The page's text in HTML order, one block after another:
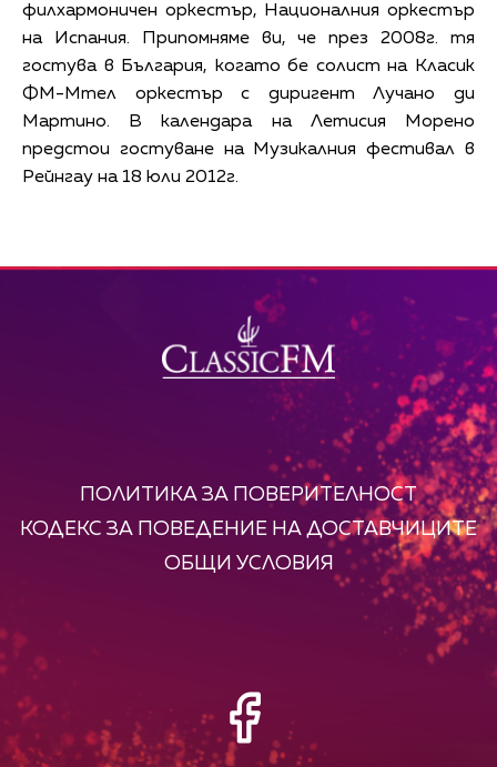
филхармоничен оркестър, Националния оркестър
на Испания. Припомняме ви, че през 2008г. тя
гостува в България, когато бе солист на Класик
ФМ-Мтел оркестър с диригент Лучано ди
Мартино. В календара на Летисия Морено
предстои гостуване на Музикалния фестивал в
Рейнгау на 18 юли 2012г.
ПОЛИТИКА ЗА ПОВЕРИТЕЛНОСТ
КОДЕКС ЗА ПОВЕДЕНИЕ НА ДОСТАВЧИЦИТЕ
ОБЩИ УСЛОВИЯ